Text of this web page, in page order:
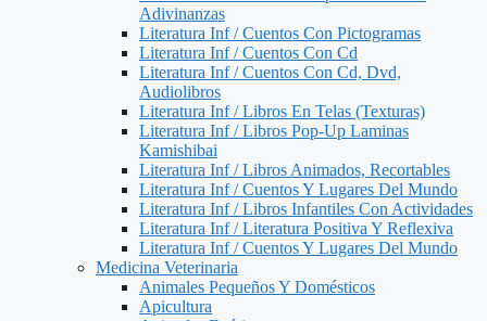
Adivinanzas
Literatura Inf / Cuentos Con Pictogramas
Literatura Inf / Cuentos Con Cd
Literatura Inf / Cuentos Con Cd, Dvd,
Audiolibros
Literatura Inf / Libros En Telas (Texturas)
Literatura Inf / Libros Pop-Up Laminas
Kamishibai
Literatura Inf / Libros Animados, Recortables
Literatura Inf / Cuentos Y Lugares Del Mundo
Literatura Inf / Libros Infantiles Con Actividades
Literatura Inf / Literatura Positiva Y Reflexiva
Literatura Inf / Cuentos Y Lugares Del Mundo
Medicina Veterinaria
Animales Pequeños Y Domésticos
Apicultura